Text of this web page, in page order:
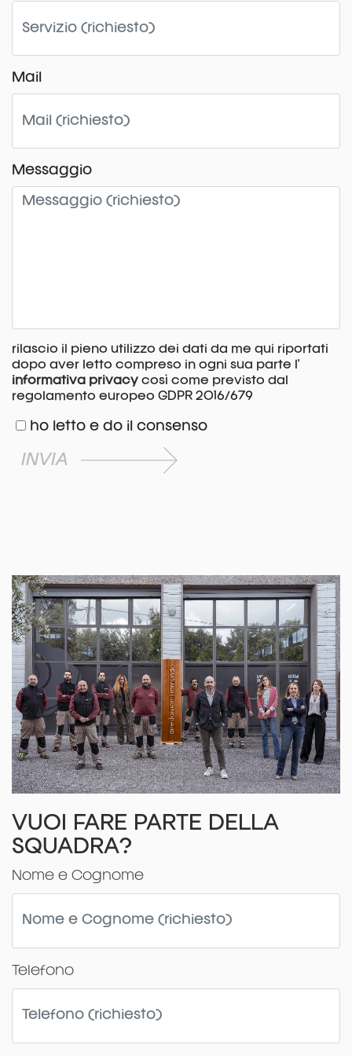
Mail
Messaggio
rilascio il pieno utilizzo dei dati da me qui riportati
dopo aver letto compreso in ogni sua parte l'
informativa privacy
regolamento europeo GDPR 2016/679
ho letto e do il consenso
INVIA
VUOI FARE PARTE DELLA
SQUADRA?
Nome e Cognome
Telefono